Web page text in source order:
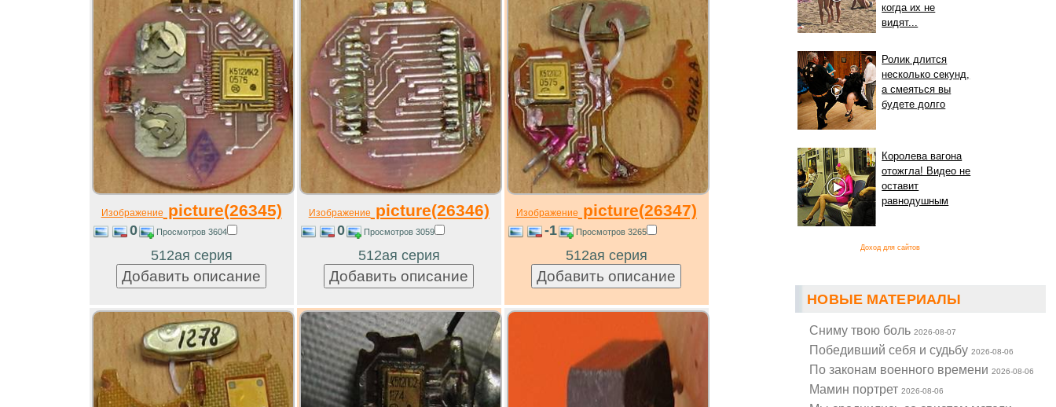
когда их не
видят...
Ролик длится
несколько секунд,
а смеяться вы
будете долго
Королева вагона
отожгла! Видео не
оставит
равнодушным
Доход для сайтов
НОВЫЕ МАТЕРИАЛЫ
Cниму твою боль2026-08-07
Победивший себя и судьбу2026-08-06
По законам военного времени2026-08-06
Мамин портрет2026-08-06
Изображение picture(26345)
0 Просмотров 3604
512ая серия
Изображение picture(26346)
0 Просмотров 3059
512ая серия
Изображение picture(26347)
-1 Просмотров 3265
512ая серия